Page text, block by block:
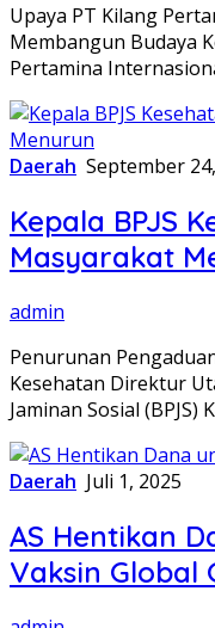
Upaya PT Kilang
Membangun Budaya
Pertamina
Daerah September
Kepala BPJS
Masyarakat
admin
Penurunan
Kesehatan Direktur
Jaminan Sosial (BPJS)
Daerah Juli 1, 2025
AS Hentikan
Vaksin Global